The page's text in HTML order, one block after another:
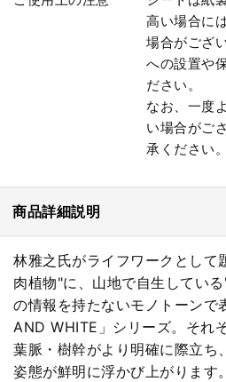
高い場合に
場合がござ
への設置や
ださい。
なお、一度
い場合がご
承ください。
商品詳細説明
林雅之氏がライフワークとして
肉植物"に、山地で自生してい
の情報を持たないモノトーンで
AND WHITE」シリーズ。それ
葉脈・樹幹がより明確に際立ち
姿態が鮮明に浮かび上がります。